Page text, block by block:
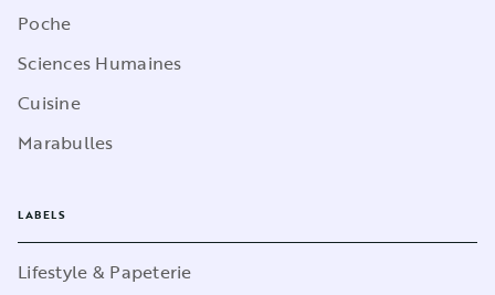
Poche
Sciences Humaines
Cuisine
Marabulles
LABELS
Lifestyle & Papeterie